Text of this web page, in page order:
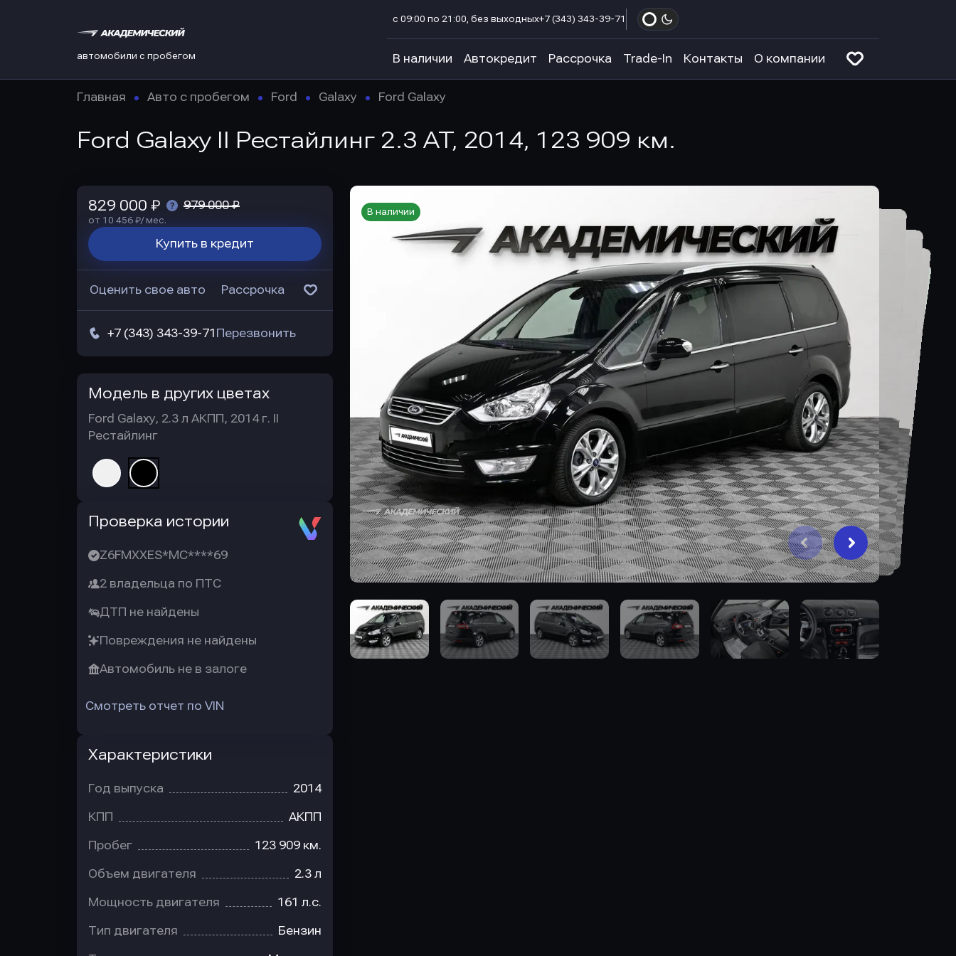
автомобили с пробегом
с 09:00 по 21:00, без выходных+7 (343) 343-39-71
В наличии Автокредит Рассрочка Trade-In Контакты О компании
Главная Авто с пробегом Ford Galaxy Ford Galaxy
Ford Galaxy II Рестайлинг 2.3 AT, 2014, 123 909 км.
В наличии
829 000 ₽ 979 000 ₽
от 10 456 ₽/ мес.
Купить в кредит
Оценить свое авто Рассрочка
+7 (343) 343-39-71 Перезвонить
Модель в других цветах
Ford Galaxy, 2.3 л АКПП, 2014 г. II
Рестайлинг
Проверка истории
Z6FMXXES*MC****69
2 владельца по ПТС
ДТП не найдены
Повреждения не найдены
Автомобиль не в залоге
Смотреть отчет по VIN
Характеристики
Год выпуска 2014
КПП АКПП
Пробег 123 909 км.
Объем двигателя 2.3 л
Мощность двигателя 161 л.с.
Тип двигателя Бензин